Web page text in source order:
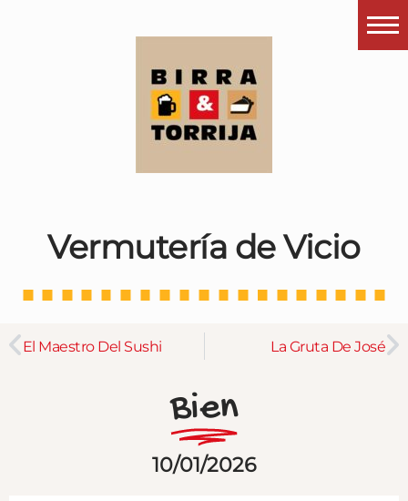
¿Esto que es pués?
Últimas visitas
Todos los garitos
Por el mundo
Contactar
Instagram
Vermutería de Vicio
El Maestro Del Sushi La Gruta De José
Bien
10/01/2026